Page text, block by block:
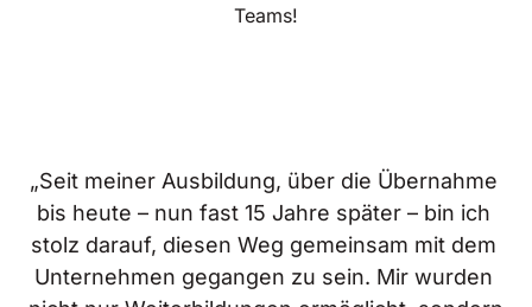
Teams!
„Seit meiner Ausbildung, über die Übernahme
bis heute – nun fast 15 Jahre später – bin ich
stolz darauf, diesen Weg gemeinsam mit dem
Unternehmen gegangen zu sein. Mir wurden